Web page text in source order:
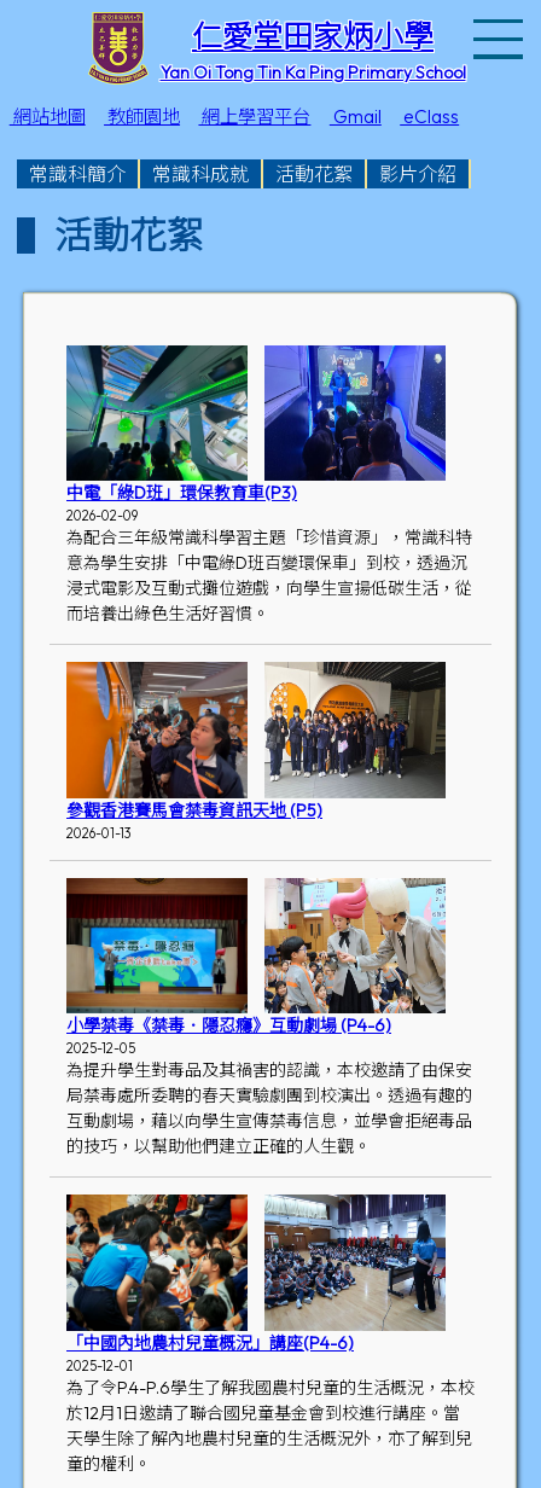
仁愛堂田家炳小學
Yan Oi Tong Tin Ka Ping Primary School
網站地圖 教師園地 網上學習平台 Gmail eClass
常識科簡介 常識科成就 活動花絮 影片介紹
活動花絮
中電「綠D班」環保教育車(P3)
2026-02-09
為配合三年級常識科學習主題「珍惜資源」，常識科特
意為學生安排「中電綠D班百變環保車」到校，透過沉
浸式電影及互動式攤位遊戲，向學生宣揚低碳生活，從
而培養出綠色生活好習慣。
參觀香港賽馬會禁毒資訊天地 (P5)
2026-01-13
小學禁毒《禁毒．隱忍癮》互動劇場 (P4-6)
2025-12-05
為提升學生對毒品及其禍害的認識，本校邀請了由保安
局禁毒處所委聘的春天實驗劇團到校演出。透過有趣的
互動劇場，藉以向學生宣傳禁毒信息，並學會拒絕毒品
的技巧，以幫助他們建立正確的人生觀。
「中國內地農村兒童概況」講座(P4-6)
2025-12-01
為了令P.4-P.6學生了解我國農村兒童的生活概況，本校
於12月1日邀請了聯合國兒童基金會到校進行講座。當
天學生除了解內地農村兒童的生活概況外，亦了解到兒
童的權利。